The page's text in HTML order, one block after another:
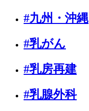
#九州・沖縄
#乳がん
#乳房再建
#乳腺外科